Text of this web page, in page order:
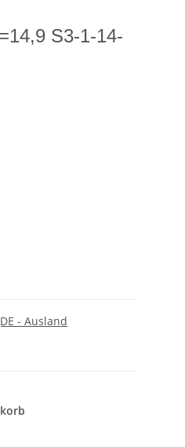
S3-1-14-
- Ausland